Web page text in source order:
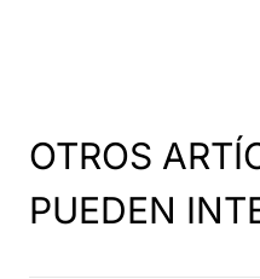
OTROS
PUEDEN